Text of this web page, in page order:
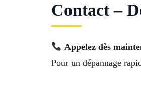
Contact –
Appelez dès
Pour un dépannage